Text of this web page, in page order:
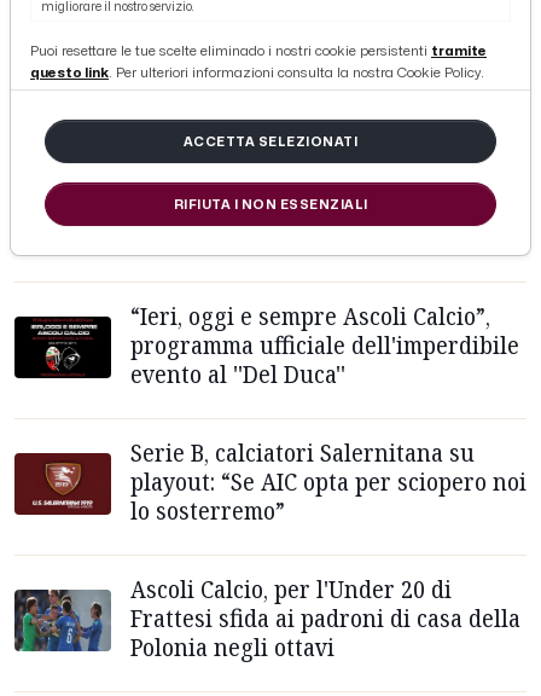
Torneo Città di Ascoli-Memorial
Mascetti 2019, Tosti e bambini
nell'ultimo atto al “Del Duca”
“Ieri, oggi e sempre Ascoli Calcio”,
programma ufficiale dell'imperdibile
evento al ''Del Duca''
Serie B, calciatori Salernitana su
playout: “Se AIC opta per sciopero noi
lo sosterremo”
Ascoli Calcio, per l'Under 20 di
Frattesi sfida ai padroni di casa della
Polonia negli ottavi
migliorare il nostro servizio.
Puoi resettare le tue scelte eliminado i nostri cookie persistenti tramite
questo link. Per ulteriori informazioni consulta la nostra Cookie Policy.
ACCETTA SELEZIONATI
RIFIUTA I NON ESSENZIALI